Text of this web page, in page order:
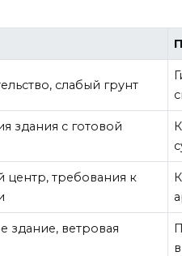
слабый грунт
здания с готовой
центр, требования к
здание, ветровая